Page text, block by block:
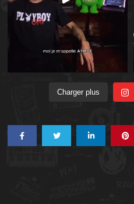
Charger plus